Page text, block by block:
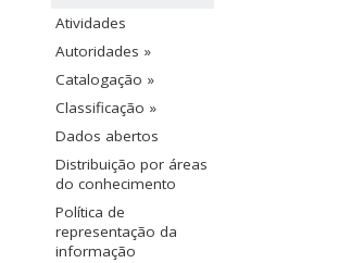
Atividades
Autoridades »
Catalogação »
Classificação »
Dados abertos
Distribuição por áreas
do conhecimento
Política de
representação da
informação